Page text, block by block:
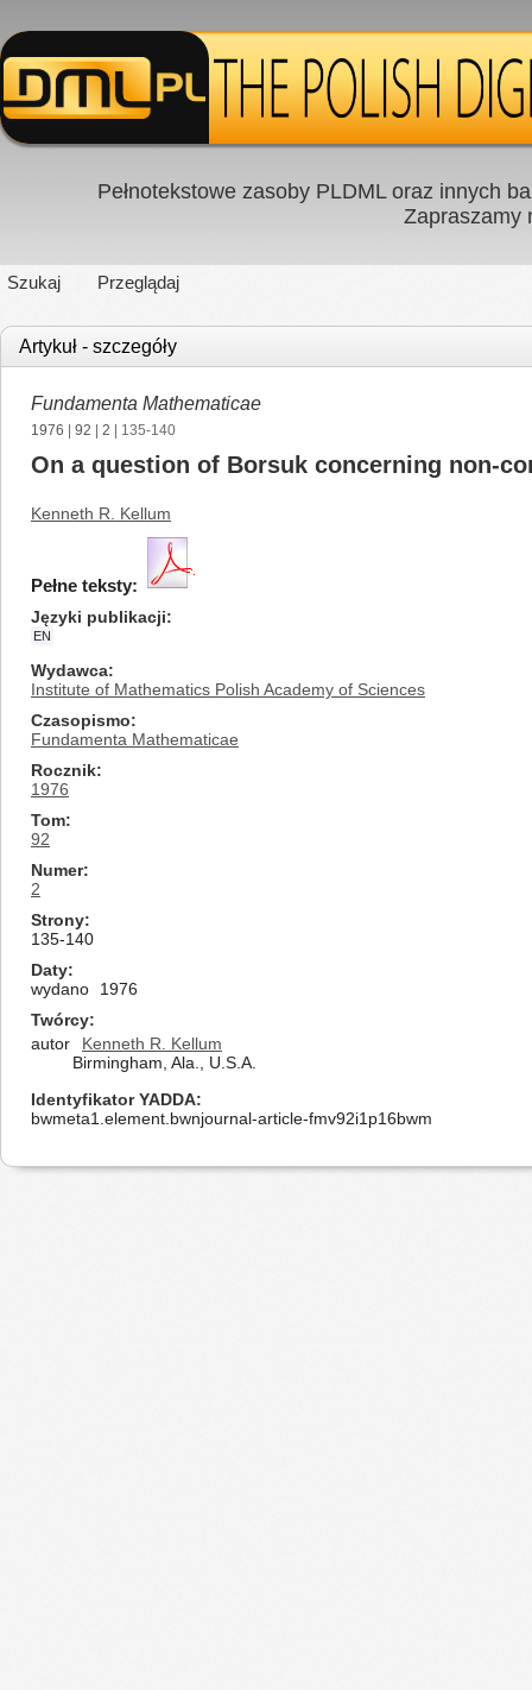
Pełnotekstowe zasoby PLDML oraz innych
Zapraszamy
Szukaj Przeglądaj
Artykuł - szczegóły
Fundamenta Mathematicae
1976 92 2 | 135-140
On a question of Borsuk concerning non-
Kenneth R. Kellum
Pełne teksty:
Języki publikacji
EN
Wydawca
Institute of Mathematics Polish Academy of Sciences
Czasopismo
Fundamenta Mathematicae
Rocznik
1976
Tom
92
Numer
2
Strony
135-140
Daty
wydano
1976
Twórcy
autor
Kenneth R. Kellum
Birmingham, Ala., U.S.A.
Identyfikator YADDA
bwmeta1.element.bwnjournal-article-fmv92i1p16bwm